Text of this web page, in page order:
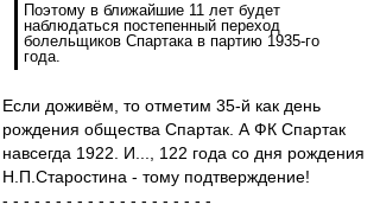
Поэтому в ближайшие 11 лет будет
наблюдаться постепенный переход
болельщиков Спартака в партию 1935-го
года.
Если доживём, то отметим 35-й как день
рождения общества Спартак. А ФК Спартак
навсегда 1922. И..., 122 года со дня рождения
Н.П.Старостина - тому подтверждение!
- - - - - - - - - - - - - - - - - - - -